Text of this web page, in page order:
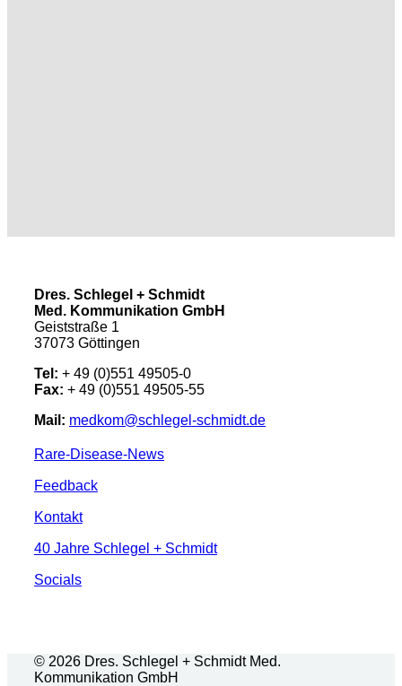
Dres. Schlegel + Schmidt
Med. Kommunikation GmbH
Geiststraße 1
37073 Göttingen
Tel: + 49 (0)551 49505-0
Fax: + 49 (0)551 49505-55
Mail: medkom@schlegel-schmidt.de
Rare-Disease-News
Feedback
Kontakt
40 Jahre Schlegel + Schmidt
Socials
© 2026 Dres. Schlegel + Schmidt Med.
Kommunikation GmbH